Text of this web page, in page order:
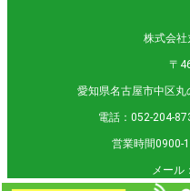
株式会社
〒
愛知県名古屋市中区
電話：052-204-
営業時間
メール：